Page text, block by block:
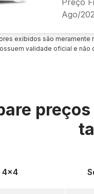
Ago/
exibidos são meramente
validade oficial e
4x4